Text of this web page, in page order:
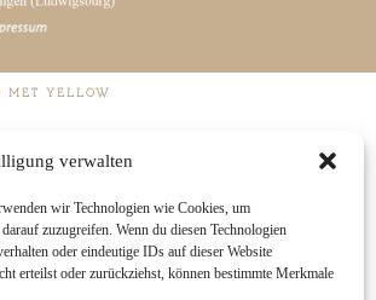
verwalten
wir Technologien wie Cookies, um
zuzugreifen. Wenn du diesen Technologien
oder eindeutige IDs auf dieser Website
erteilst oder zurückziehst, können bestimmte Merkmale
MET YELLOW